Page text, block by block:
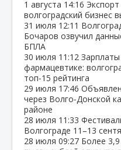
1 августа 14:16
волгоградский бизнес
31 июля 12:11
Бочаров озвучил
БПЛА
30 июля 11:12
фармацевтике:
топ‑15 рейтинга
29 июля 17:46
через Волго‑Донской
районе
28 июля 11:33
Волгограде 11–13
28 июля 09:27 Более